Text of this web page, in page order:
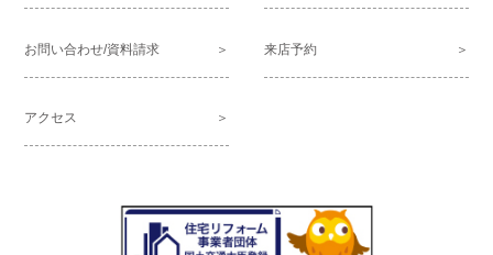
お問い合わせ/資料請求 来店予約
アクセス